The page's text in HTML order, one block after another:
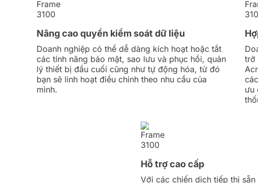
Nâng cao quyền kiểm soát dữ liệu
Doanh nghiệp có thể dễ dàng kích hoạt hoặc tắt
các tính năng bảo mật, sao lưu và phục hồi, quản
lý thiết bị đầu cuối cũng như tự động hóa, từ đó
bạn sẽ linh hoạt điều chỉnh theo nhu cầu của
mình.
trở
ưu
Hỗ trợ cao cấp
Với các chiến dịch tiếp thị